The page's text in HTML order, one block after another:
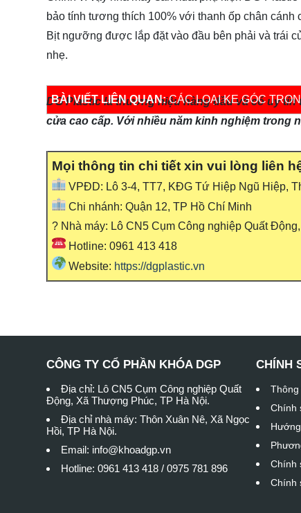
bảo tính tương thích 100% với thanh ốp chân cánh
Bịt ngưỡng được lắp đặt vào đầu bên phải và trái
nhẹ.
BÀI VIẾT LIÊN QUAN:CÁC LOẠI KE GÓC
DG Plastic là thương hiệu hàng đầu và có uy
cửa cao cấp. Với nhiều năm kinh nghiệm trong
Mọi thông tin chi tiết xin vui lòng liên
VPĐD: Lô 3-4, TT7, KĐG Tứ Hiệp Ngũ Hiệp,
Chi nhánh: Quận 12, TP Hồ Chí Minh
? Nhà máy: Lô CN5 Cụm Công nghiệp Quất
Hotline: 0961 413 418
Website: https://dgplastic.vn
CÔNG TY CỔ PHẦN KHÓA DGP
Địa chỉ: Lô CN5 Cụm Công nghiệp Quất
Động, Xã Thượng Phúc, TP Hà Nội.
Địa chỉ nhà máy: Thôn Xuân Nê, Xã Ngọc
Hồi, TP Hà Nội.
Email: info@khoadgp.vn
Hotline: 0961 413 418 / 0975 781 896
CHÍNH
Chính
Chính
Chính